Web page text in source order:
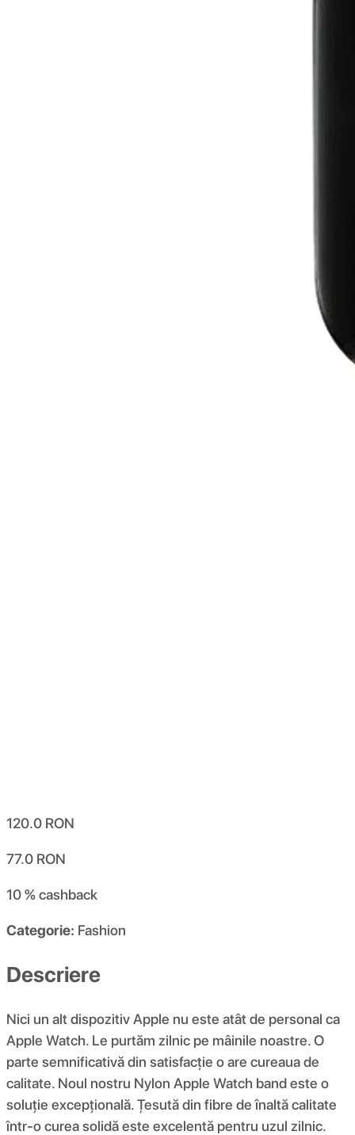
120.0 RON
77.0 RON
10 %cashback
Categorie: Fashion
Descriere
Nici un alt dispozitiv Apple nu este atât de personal ca
Apple Watch. Le purtăm zilnic pe mâinile noastre. O
parte semnificativă din satisfacție o are cureaua de
calitate. Noul nostru Nylon Apple Watch band este o
soluție excepțională. Țesută din fibre de înaltă calitate
într-o curea solidă este excelentă pentru uzul zilnic.